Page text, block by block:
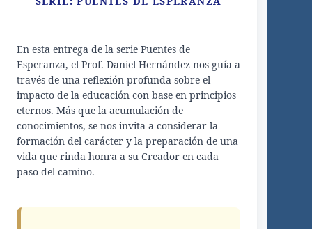
En esta entrega de la serie Puentes de
Esperanza, el Prof. Daniel Hernández nos guía a
través de una reflexión profunda sobre el
impacto de la educación con base en principios
eternos. Más que la acumulación de
conocimientos, se nos invita a considerar la
formación del carácter y la preparación de una
vida que rinda honra a su Creador en cada
paso del camino.